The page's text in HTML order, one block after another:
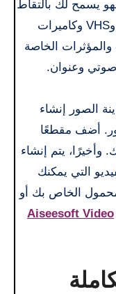
يسمح لك بالتقاط
مقاطع الفيديو من DV/HDV/AVCHD وVHS وكاميرات
والمؤثرات الخاصة
صوتي وعنوان.
الصور إنشاء
أضف مقطعًا
وأخيرًا، يتم إنشاء
التي يمكنك
الخاص بك أو
Aiseesoft Video